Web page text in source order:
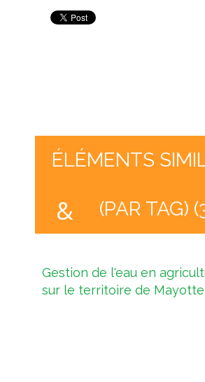
ÉLÉMENTS
(PAR TAG)
Gestion de l'eau en
sur le territoire de Mayotte